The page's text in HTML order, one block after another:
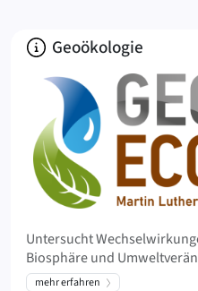
Über
Geoökologie
Untersucht
Biosphäre und
mehr erfahren